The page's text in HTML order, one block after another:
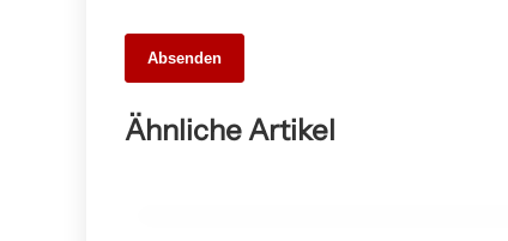
Absenden
Ähnliche Artikel
Neue Ganztagsschulen in Baden-
Württemberg ab 2026/27: Ein Schritt